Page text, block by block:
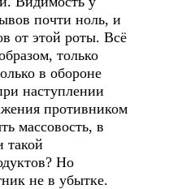
почти ноль, и
от этой роты. Всё
только
в обороне
наступлении
противником
массовость, в
такой
Но
не в убытке.